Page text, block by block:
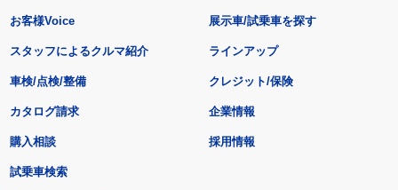
お客様Voice
スタッフによるクルマ紹介
展示車/試乗車を探す
ラインアップ
車検/点検/整備 クレジット/保険
カタログ請求
購入相談
試乗車検索
企業情報
採用情報